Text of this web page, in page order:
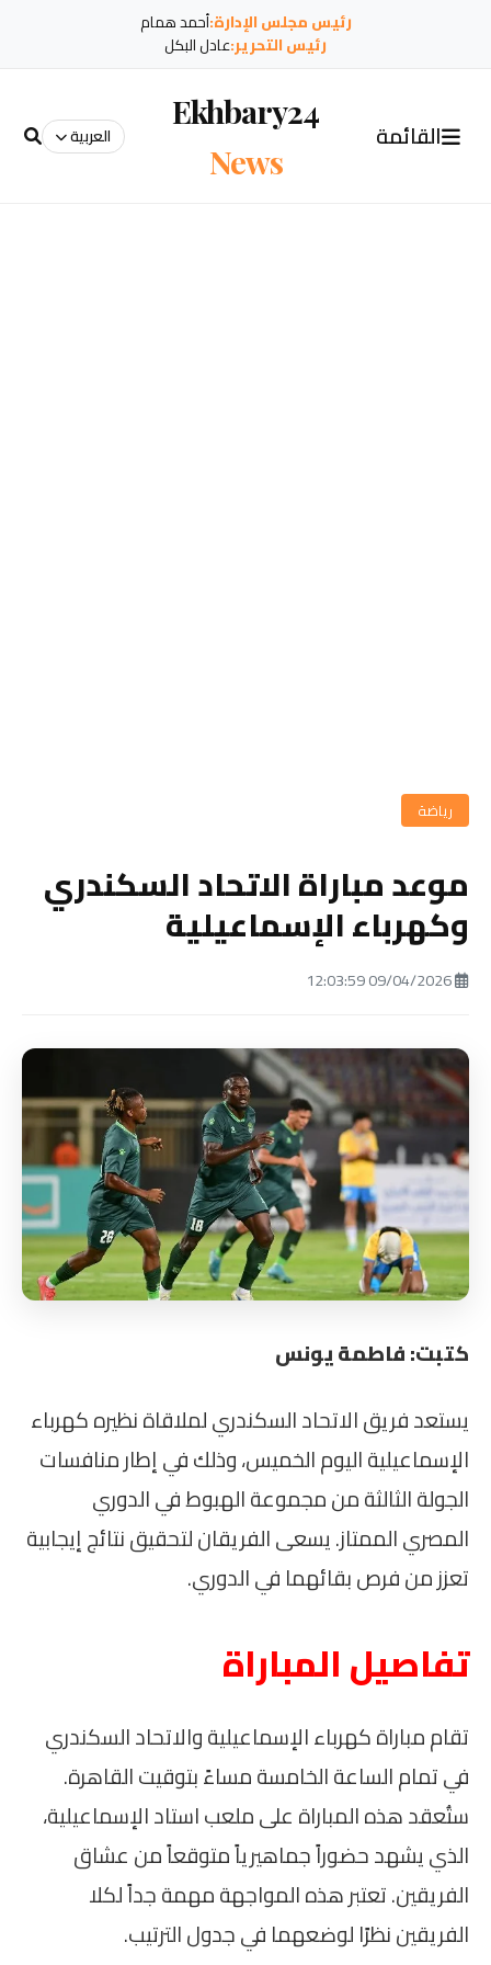
رئيس مجلس الإدارة:أحمد همام
رئيس التحرير:عادل البكل
القائمة
Ekhbary24
News
العربية
رياضة
موعد مباراة الاتحاد السكندري
وكهرباء الإسماعيلية
كتبت: فاطمة يونس
يستعد فريق الاتحاد السكندري لملاقاة نظيره كهرباء
الإسماعيلية اليوم الخميس، وذلك في إطار منافسات
الجولة الثالثة من مجموعة الهبوط في الدوري
المصري الممتاز. يسعى الفريقان لتحقيق نتائج إيجابية
تعزز من فرص بقائهما في الدوري.
تفاصيل المباراة
تقام مباراة كهرباء الإسماعيلية والاتحاد السكندري
في تمام الساعة الخامسة مساءً بتوقيت القاهرة.
ستُعقد هذه المباراة على ملعب استاد الإسماعيلية،
الذي يشهد حضوراً جماهيرياً متوقعاً من عشاق
الفريقين. تعتبر هذه المواجهة مهمة جداً لكلا
الفريقين نظرًا لوضعهما في جدول الترتيب.